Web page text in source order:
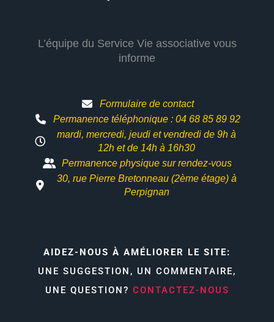
L’équipe du Service Vie associative vous
informe
Formulaire de contact
Permanence téléphonique : 04 68 85 89 92
mardi, mercredi, jeudi et vendredi de 9h à
12h etde 14h à 16h30
Permanence physique sur rendez-vous
30, rue Pierre Bretonneau (2ème étage) à
Perpignan
AIDEZ-NOUS À AMÉLIORER LE SITE:
UNE SUGGESTION, UN COMMENTAIRE,
UNE QUESTION? CONTACTEZ-NOUS